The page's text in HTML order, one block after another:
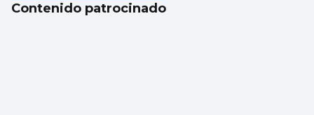
Contenido patrocinado